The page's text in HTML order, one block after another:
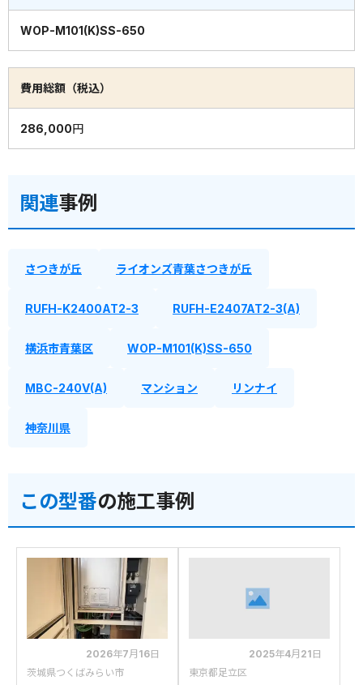
WOP-M101(K)SS-650
費用総額（税込）
286,000円
関連事例
さつきが丘 ライオンズ青葉さつきが丘
RUFH-K2400AT2-3 RUFH-E2407AT2-3(A)
横浜市青葉区 WOP-M101(K)SS-650
MBC-240V(A) マンション リンナイ
神奈川県
この型番の施工事例
2026年7月16日
茨城県つくばみらい市
2025年4月21日
東京都足立区